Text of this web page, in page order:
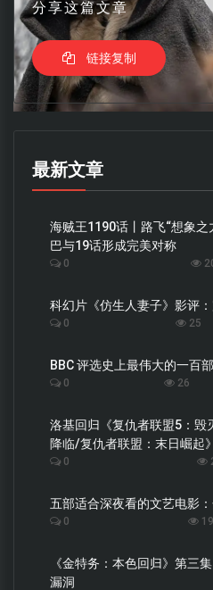
分享这篇文章
链接复制
最新文章
海贼王1190话丨路飞“想象
巴与19话形成完美对称
0
科幻片《仿生人妻子》影评
0 25
BBC 评选史上最伟大的一百
0 26
洛基回归《复仇者联盟5：毁
降临/复仇者联盟：末日崛起
0
五部适合深夜看的文艺电影
0 19
《金特务：本色回归》第三
漏洞